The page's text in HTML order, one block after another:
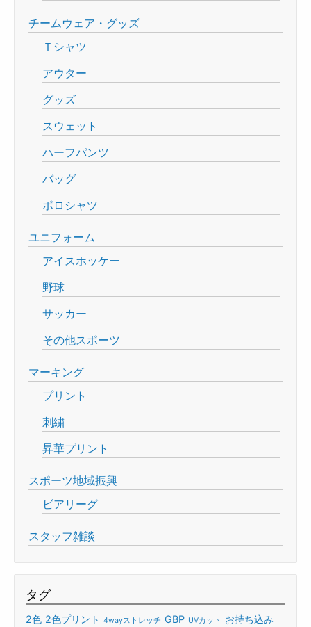
チームウェア・グッズ
Ｔシャツ
アウター
グッズ
スウェット
ハーフパンツ
バッグ
ポロシャツ
ユニフォーム
アイスホッケー
野球
サッカー
その他スポーツ
マーキング
プリント
刺繍
昇華プリント
スポーツ地域振興
ビアリーグ
スタッフ雑談
タグ
2色 2色プリント 4wayストレッチ GBP UVカット
お持ち込み